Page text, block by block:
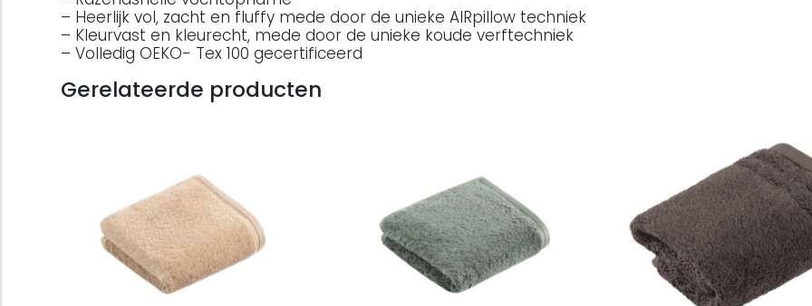
– Heerlijk vol, zacht en fluffy mede door de unieke AIRpillow techniek
– Kleurvast en kleurecht, mede door de unieke koude verftechniek
– Volledig OEKO- Tex 100 gecertificeerd
Gerelateerde producten